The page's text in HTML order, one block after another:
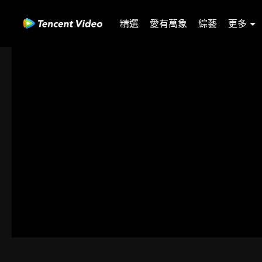
精選 愛有萬象 綜藝 更多